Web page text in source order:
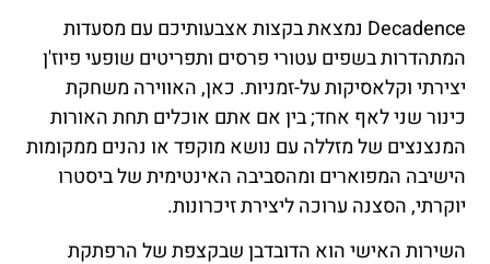
Decadence נמצאת בקצות אצבעותיכם עם מסעדות
המתהדרות בשפים עטורי פרסים ותפריטים שופעי פיוז'ן
יצירתי וקלאסיקות על-זמניות. כאן, האווירה משחקת
כינור שני לאף אחד; בין אם אתם אוכלים תחת האורות
המנצנצים של מזללה עם נושא מוקפד או נהנים ממקומות
הישיבה המפוארים ומהסביבה האינטימית של ביסטרו
יוקרתי, הסצנה ערוכה ליצירת זיכרונות.
השירות האישי הוא הדובדבן שבקצפת של הרפתקת